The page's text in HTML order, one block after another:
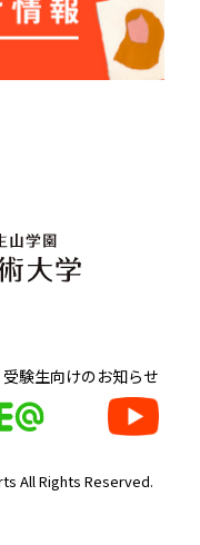
験生向けのお知らせ
All Rights Reserved.